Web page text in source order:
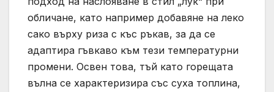
обличане, като например добавяне на леко
сако върху риза с къс ръкав, за да се
адаптира гъвкаво към тези температурни
промени. Освен това, тъй като горещата
вълна се характеризира със суха топлина,